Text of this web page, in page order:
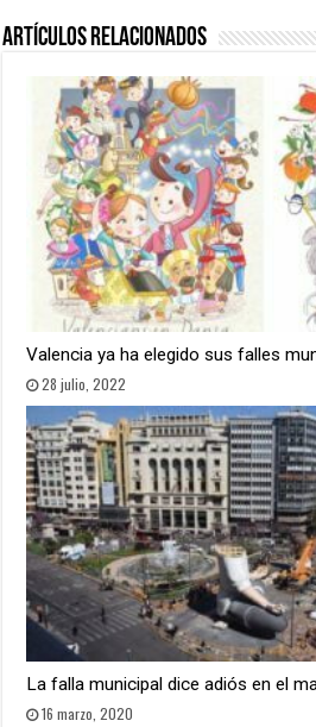
Artículos relacionados
Valencia ya ha elegido sus falles
28 julio, 2022
La falla municipal dice adiós en el
16 marzo, 2020